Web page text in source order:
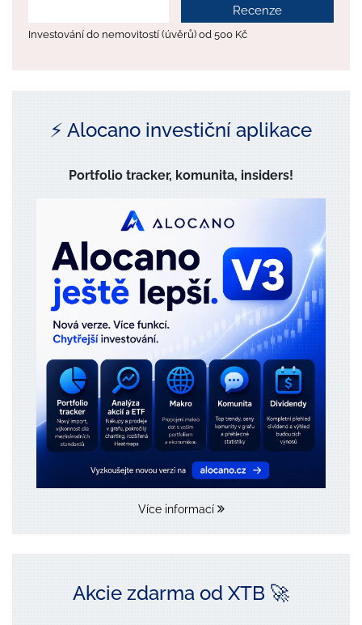
Recenze
Investování do nemovitostí (úvěrů) od 500 Kč
⚡️ Alocano investiční aplikace
Portfolio tracker, komunita, insiders!
Více informací
Akcie zdarma od XTB 🚀